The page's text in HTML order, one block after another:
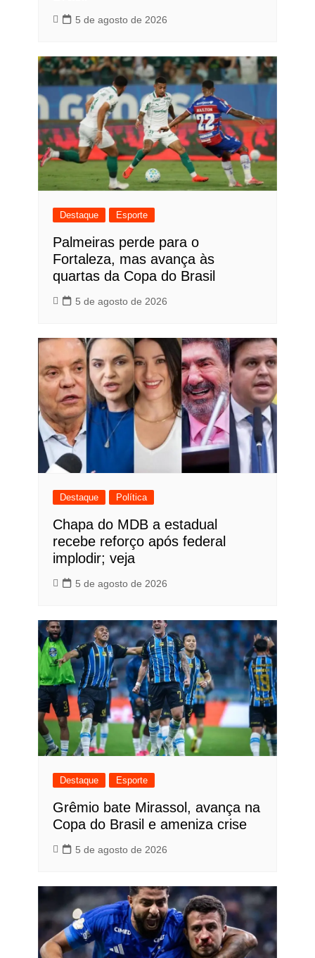
5 de agosto de 2026
Destaque Esporte
Palmeiras perde para o
Fortaleza, mas avança às
quartas da Copa do Brasil
5 de agosto de 2026
Destaque Política
Chapa do MDB a estadual
recebe reforço após federal
implodir; veja
5 de agosto de 2026
Destaque Esporte
Grêmio bate Mirassol, avança na
Copa do Brasil e ameniza crise
5 de agosto de 2026